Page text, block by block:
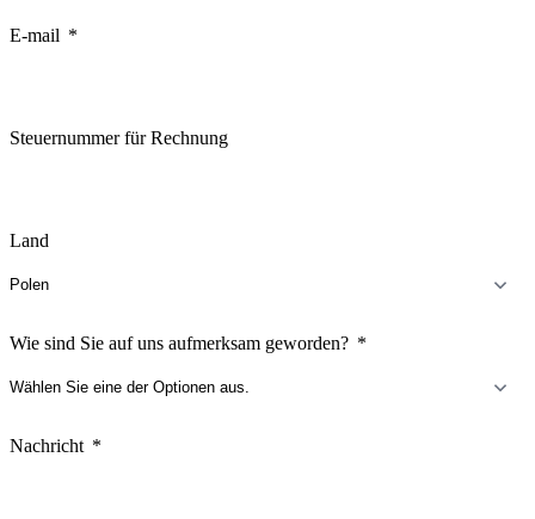
E-mail
Steuernummer für Rechnung
Land
Wie sind Sie auf uns aufmerksam geworden?
Nachricht